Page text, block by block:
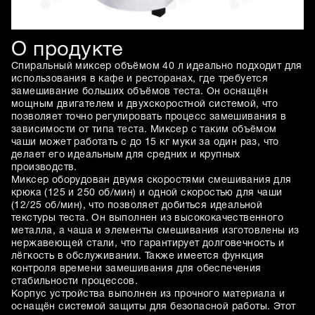
О продукте
Спиральный миксер объёмом 40 л идеально подходит для
использования в кафе и ресторанах, где требуется
замешивание больших объёмов теста. Он оснащён
мощным двигателем и двухскоростной системой, что
позволяет точно регулировать процесс замешивания в
зависимости от типа теста. Миксер с таким объёмом
чаши может работать с до 15 кг муки за один раз, что
делает его идеальным для средних и крупных
производств.
Миксер оборудован двумя скоростями смешивания для
крюка (125 и 250 об/мин) и одной скоростью для чаши
(12/25 об/мин), что позволяет добиться идеальной
текстуры теста. Он выполнен из высококачественного
металла, а чаша и элементы смешивания изготовлены из
нержавеющей стали, что гарантирует долговечность и
лёгкость в обслуживании. Также имеется функция
контроля времени замешивания для обеспечения
стабильности процессов.
Корпус устройства выполнен из прочного материала и
оснащён системой защиты для безопасной работы. Этот